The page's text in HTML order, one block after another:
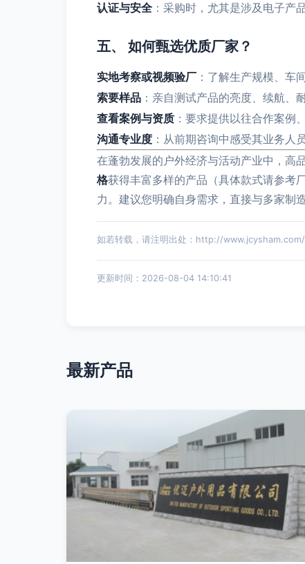
认证与安全 ：采购时，尤其是涉及电子产
五、 如何甄选优质厂家？
实地考察或视频验厂 ：了解生产规模、车
索要样品 ：亲自测试产品的亮度、续航、
查看案例与资质 ：要求提供以往合作案例
沟通专业度 ：从前期咨询中感受其业务人
在蓬勃发展的户外经济与活动产业中，高
格获得丰富多样的产品（具体款式请参考
力。建议您明确自身需求，直接与多家制
如若转载，请注明出处：http://
更新时间：2026-08-04 14:10:41
最新产品